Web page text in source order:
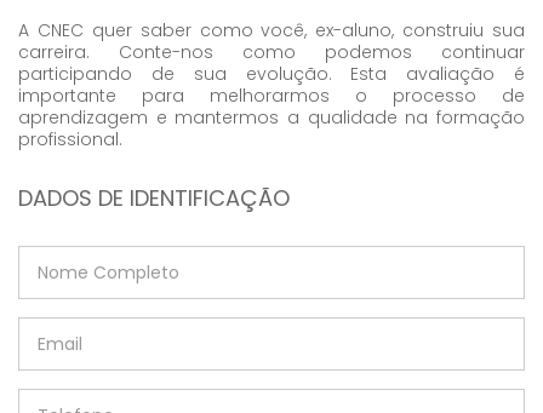
A CNEC quer saber como você, ex-aluno, construiu sua
carreira. Conte-nos como podemos continuar
participando de sua evolução. Esta avaliação é
importante para melhorarmos o processo de
aprendizagem e mantermos a qualidade na formação
profissional.
DADOS DE IDENTIFICAÇÃO